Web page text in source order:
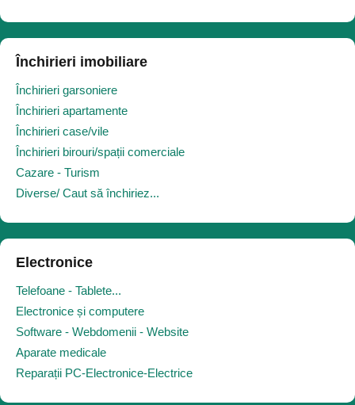
Închirieri imobiliare
Închirieri garsoniere
Închirieri apartamente
Închirieri case/vile
Închirieri birouri/spații comerciale
Cazare - Turism
Diverse/ Caut să închiriez...
Electronice
Telefoane - Tablete...
Electronice și computere
Software - Webdomenii - Website
Aparate medicale
Reparații PC-Electronice-Electrice